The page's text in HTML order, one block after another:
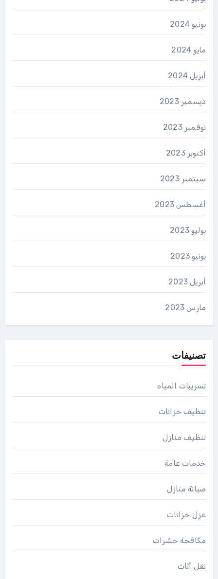
يونيو 2024
مايو 2024
أبريل 2024
ديسمبر 2023
نوفمبر 2023
أكتوبر 2023
سبتمبر 2023
أغسطس 2023
يوليو 2023
يونيو 2023
أبريل 2023
مارس 2023
تصنيفات
تسريبات المياه
تنظيف خزانات
تنظيف منازل
خدمات عامة
صيانة منازل
عزل خزانات
مكافحة حشرات
نقل أثاث